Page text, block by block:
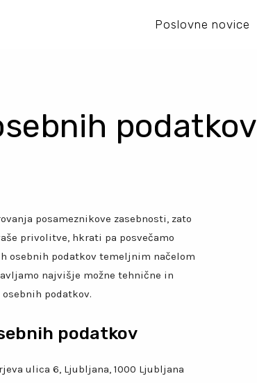
Poslovne novice
podatkov
posameznikove zasebnosti, zato
privolitve, hkrati pa posvečamo
osebnih podatkov temeljnim načelom
najvišje možne tehnične in
podatkov.
podatkov
ulica 6, Ljubljana, 1000 Ljubljana